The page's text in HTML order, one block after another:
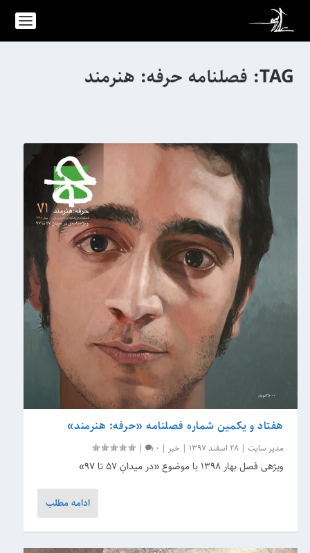
TAG: فصلنامه حرفه: هنرمند
هفتاد و یکمین شماره فصلنامه «حرفه: هنرمند»
مدیر سایت |28 اسفند 1397 | خبر |
0
|
ویژه‎ی فصل بهار 1398 با موضوع «در میدانِ ۵۷ تا ۹۷»
ادامه مطلب